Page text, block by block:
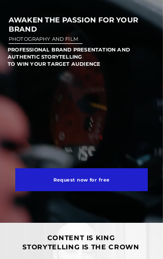
AWAKEN THE PASSION FOR YOUR
BRAND
PHOTOGRAPHY AND FILM
PROFESSIONAL BRAND PRESENTATION AND
AUTHENTIC STORYTELLING
TO WIN YOUR TARGET AUDIENCE
Request now for free
CONTENT IS KING
STORYTELLING IS THE CROWN